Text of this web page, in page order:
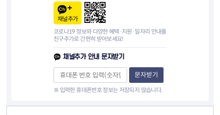
채널추가
코로나19 정보와 다양한 혜택·지원·일자리 안내를
친구추가로 간편히 받아보세요!
채널추가 안내 문자받기
문자받기
※ 입력한 휴대폰번호 정보는 저장되지 않습니다.